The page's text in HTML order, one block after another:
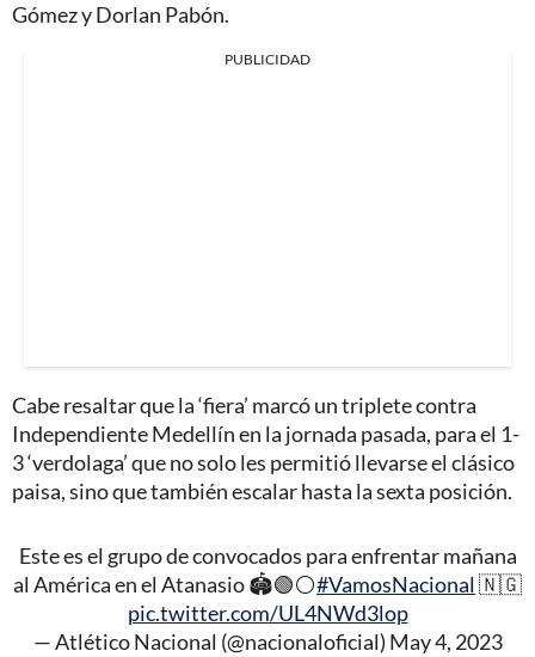
Gómez y Dorlan Pabón.
PUBLICIDAD
Cabe resaltar que la ‘fiera’ marcó un triplete contra
Independiente Medellín en la jornada pasada, para el 1-
3 ‘verdolaga’ que no solo les permitió llevarse el clásico
paisa, sino que también escalar hasta la sexta posición.
Este es el grupo de convocados para enfrentar mañana
al América en el Atanasio 🏟️🟢⚪️#VamosNacional🇳🇬
pic.twitter.com/UL4NWd3lop
— Atlético Nacional (@nacionaloficial) May 4, 2023